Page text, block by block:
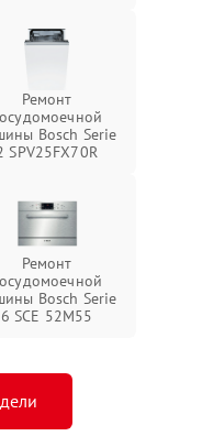
Ремонт
Bosch Serie
SPV25FX70R
Ремонт
Bosch Serie
6 SCE 52M55